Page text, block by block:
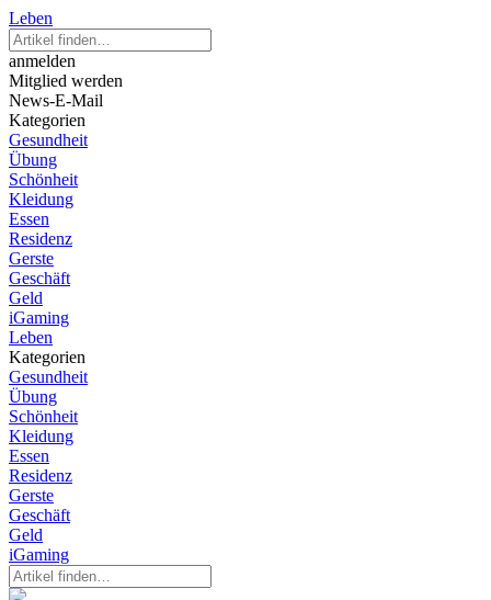
Leben
anmelden
Mitglied werden
News-E-Mail
Kategorien
Gesundheit
Übung
Schönheit
Kleidung
Essen
Residenz
Gerste
Geschäft
Geld
iGaming
Leben
Kategorien
Gesundheit
Übung
Schönheit
Kleidung
Essen
Residenz
Gerste
Geschäft
Geld
iGaming